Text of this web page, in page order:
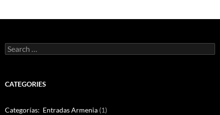
Search
for:
CATEGORIES
Categorías: Entradas Armenia (1)